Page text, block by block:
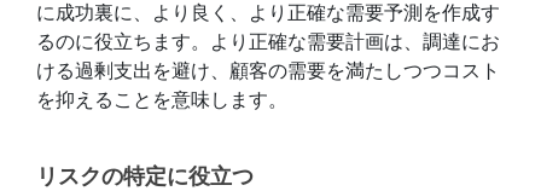
に成功裏に、より良く、より正確な需要予測を作成す
るのに役立ちます。より正確な需要計画は、調達にお
ける過剰支出を避け、顧客の需要を満たしつつコスト
を抑えることを意味します。
リスクの特定に役立つ